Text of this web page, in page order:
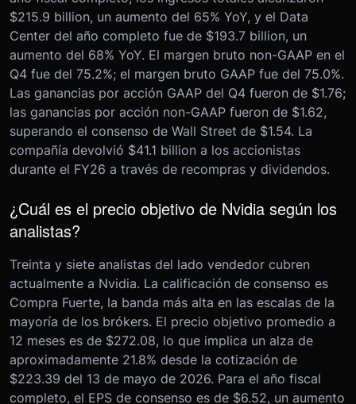
$215.9 billion, un aumento del 65% YoY, y el Data
Center del año completo fue de $193.7 billion, un
aumento del 68% YoY. El margen bruto non-GAAP en el
Q4 fue del 75.2%; el margen bruto GAAP fue del 75.0%.
Las ganancias por acción GAAP del Q4 fueron de $1.76;
las ganancias por acción non-GAAP fueron de $1.62,
superando el consenso de Wall Street de $1.54. La
compañía devolvió $41.1 billion a los accionistas
durante el FY26 a través de recompras y dividendos.
¿Cuál es el precio objetivo de Nvidia según los
analistas?
Treinta y siete analistas del lado vendedor cubren
actualmente a Nvidia. La calificación de consenso es
Compra Fuerte, la banda más alta en las escalas de la
mayoría de los brókers. El precio objetivo promedio a
12 meses es de $272.08, lo que implica un alza de
aproximadamente 21.8% desde la cotización de
$223.39 del 13 de mayo de 2026. Para el año fiscal
completo, el EPS de consenso es de $6.52, un aumento